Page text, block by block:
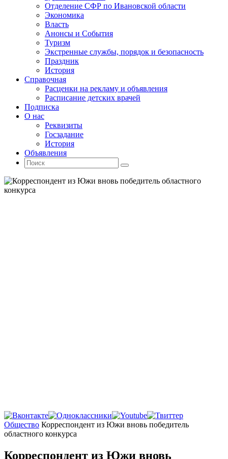
Отделение СФР по Ивановской области
Экономика
Власть
Анонсы и События
Туризм
Экстренные службы, порядок и безопасность
Праздник
История
Справочная
Расценки на рекламу и объявления
Расписание детских врачей
Подписка
О нас
Реквизиты
Госзадание
История
Объявления
Поиск
Искать:
Поиск
Главная
Общество Корреспондент из Южи вновь победитель
областного конкурса
Корреспондент из Южи вновь